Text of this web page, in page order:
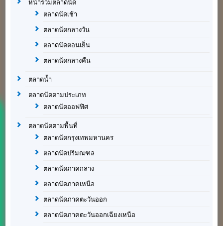
หน้ารวมตลาดนัด
ตลาดนัดเช้า
ตลาดนัดกลางวัน
ตลาดนัดตอนเย็น
ตลาดนัดกลางคืน
ตลาดน้ำ
ตลาดนัดตามประเภท
ตลาดนัดออฟฟิศ
ตลาดนัดตามพื้นที่
ตลาดนัดกรุงเทพมหานคร
ตลาดนัดปริมณฑล
ตลาดนัดภาคกลาง
ตลาดนัดภาคเหนือ
ตลาดนัดภาคตะวันออก
ตลาดนัดภาคตะวันออกเฉียงเหนือ